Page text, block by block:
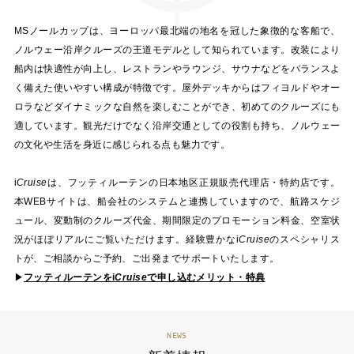
MSノールカップは、ヨーロッパ最北端の地名を冠した象徴的な客船で、
ノルウェー沿岸クルーズの王道モデルとして知られています。改装により
船内は快適性が向上し、レストランやラウンジ、サウナなどをバランスよ
く備えた使いやすい構成が特徴です。屋外デッキからはフィヨルドやオー
ロラなどダイナミックな自然を楽しむことができ、初めてのクルーズにも
適しています。観光だけでなく沿岸交通としての役割も持ち、ノルウェー
の文化や生活を身近に感じられる点も魅力です。
iCruiseは、フッティルーテンの日本地区正規販売代理店・特約店です。
本WEBサイトは、船会社のシステムと連携していますので、航路スケジ
ュール、変動制のクルーズ代金、期間限定のプロモーション料金、空室状
況がほぼリアルにご覧いただけます。経験豊かなiCruiseのスペシャリス
トが、ご相談からご予約、ご出発までサポートいたします。
▶ フッティルーテンをiCruiseで申し込むメリット・特典
NEWS